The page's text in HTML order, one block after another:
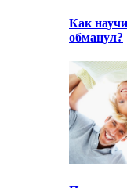
Как
обманул?